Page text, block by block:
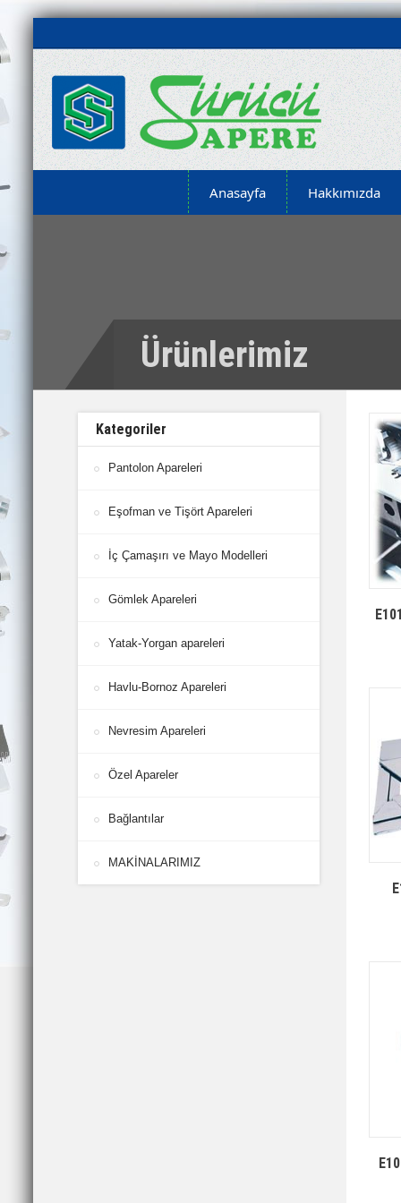
Anasayfa Hakkımızda
Ürünlerimiz
Kategoriler
Pantolon Apareleri
Eşofman ve Tişört Apareleri
İç Çamaşırı ve Mayo Modelleri
Gömlek Apareleri
Yatak-Yorgan apareleri
Havlu-Bornoz Apareleri
Nevresim Apareleri
Özel Apareler
Bağlantılar
MAKİNALARIMIZ